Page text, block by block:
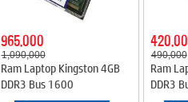
965,000
1,090,000
Ram Laptop Kingston 4GB
DDR3 Bus 1600
490,000
Ram
DDR3